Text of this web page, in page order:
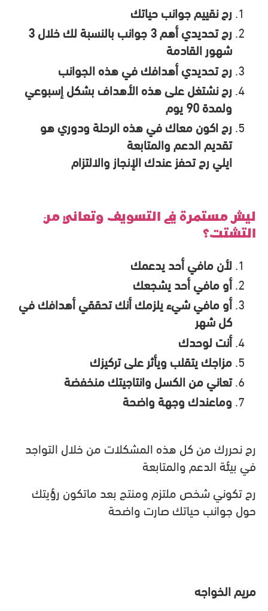
رح نقييم جوانب حياتك
رح تحديدي أهم 3 جوانب بالنسبة لك خلال 3
شهور القادمة
رح تحديدي أهدافك في هذه الجوانب
رح نشتغل على هذه الأهداف بشكل إسبوعي
ولمدة 90 يوم
رح اكون معاك في هذه الرحلة ودوري هو
تقديم الدعم والمتابعة
ايلي رح تحفز عندك الإنجاز والالتزام
ليش مستمرة في التسويف وتعاني من
التشتت؟
لأن مافي أحد يدعمك
أو مافي أحد يشجعك
أو مافي شيء يلزمك أنك تحققي أهدافك في
كل شهر
أنت لوحدك
مزاجك يتقلب ويأثر على تركيزك
تعاني من الكسل وانتاجيتك منخفضة
وماعندك وجهة واضحة
رح نحررك من كل هذه المشكلات من خلال التواجد
في بيئة الدعم والمتابعة
رح تكوني شخص ملتزم ومنتج بعد ماتكون رؤيتك
حول جوانب حياتك صارت واضحة
مريم الخواجه